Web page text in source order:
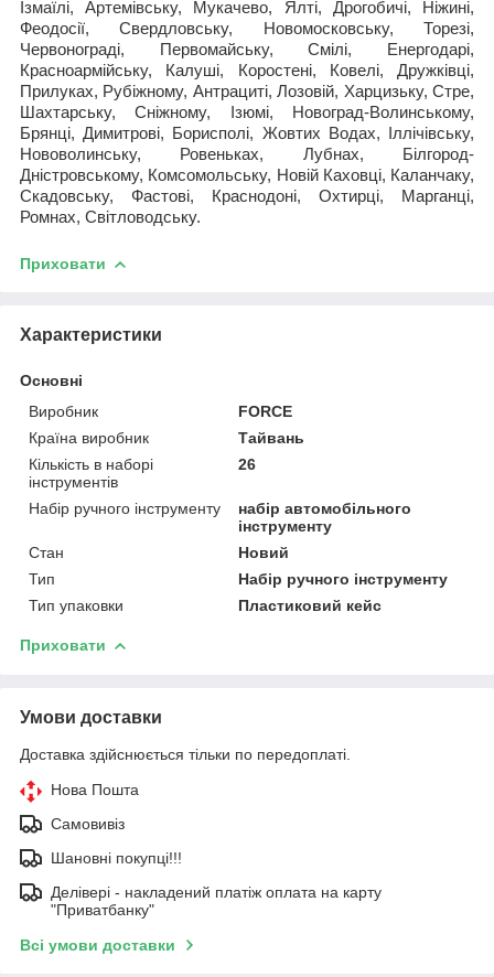
Ізмаїлі, Артемівську, Мукачево, Ялті, Дрогобичі, Ніжині,
Феодосії, Свердловську, Новомосковську, Торезі,
Червонограді, Первомайську, Смілі, Енергодарі,
Красноармійську, Калуші, Коростені, Ковелі, Дружківці,
Прилуках, Рубіжному, Антрациті, Лозовій, Харцизьку, Стре,
Шахтарську, Сніжному, Ізюмі, Новоград-Волинському,
Брянці, Димитрові, Борисполі, Жовтих Водах, Іллічівську,
Нововолинську, Ровеньках, Лубнах, Білгород-
Дністровському, Комсомольську, Новій Каховці, Каланчаку,
Скадовську, Фастові, Краснодоні, Охтирці, Марганці,
Ромнах, Світловодську.
Приховати
Характеристики
Основні
Виробник
FORCE
Країна виробник
Тайвань
Кількість в наборі
інструментів
26
Набір ручного інструменту
набір автомобільного
інструменту
Стан
Новий
Тип
Набір ручного інструменту
Тип упаковки
Пластиковий кейс
Приховати
Умови доставки
Доставка здійснюється тільки по передоплаті.
Нова Пошта
Самовивіз
Шановні покупці!!!
Делівері - накладений платіж оплата на карту
"Приватбанку"
Всі умови доставки